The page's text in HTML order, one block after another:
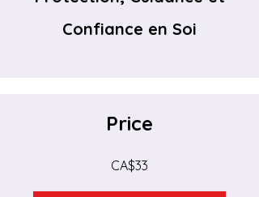
Confiance en Soi
Price
CA$33